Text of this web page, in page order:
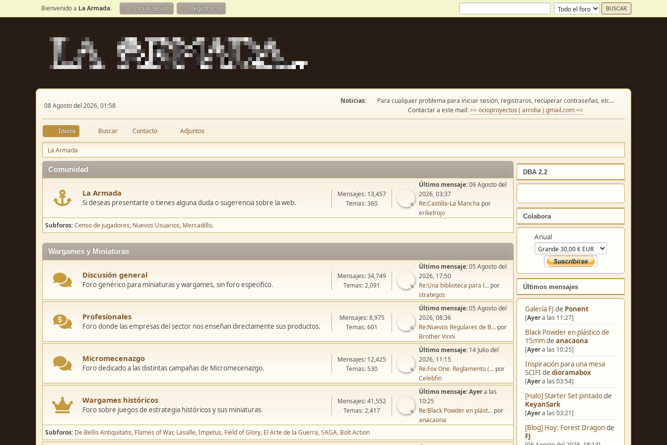
Bienvenido a La Armada. Iniciar sesión Registrarse
08 Agosto del 2026, 01:58
Noticias:
Para cualquier problema para iniciar sesión, registraros, recuperar contraseñas, etc...
Contactar a este mail:>> ocioproyectos ( arroba ) gmail.com <<
Inicio Buscar Contacto Adjuntos
La Armada
DBA 2.2
Colabora
Anual
Últimos mensajes
Galería FJdePonent
[Ayer a las 11:27]
Black Powder en plástico de
15mmdeanacaona
[Ayer a las 10:25]
Inspiración para una mesa
SCIFIdedioramabox
[Ayer a las 03:54]
[Halo] Starter Set pintadode
KeyanSark
Comunidad
La Armada
Si deseas presentarte o tienes alguna duda o sugerencia sobre la web.
Mensajes: 13,457
Temas: 360
Último mensaje:06 Agosto del
2026, 03:37
Re:Castilla-La Mancha por
erikelrojo
Subforos Censo de jugadores Nuevos Usuarios Mercadillo.
Wargames y Miniaturas
Discusión general
Foro genérico para miniaturas y wargames, sin foro especifico.
Mensajes: 34,749
Temas: 2,091
Último mensaje:05 Agosto del
2026, 17:50
Re:Una biblioteca para l... por
strategos
Profesionales
Foro donde las empresas del sector nos enseñan directamente sus productos.
Mensajes: 8,975
Temas: 601
Último mensaje:05 Agosto del
2026, 08:36
Re:Nuevos Regulares de B... por
Brother Vinni
Micromecenazgo
Foro dedicado a las distintas campañas de Micromecenazgo.
Mensajes: 12,425
Temas: 530
Último mensaje: 14 Julio del
2026, 11:15
Re:Fox One. Reglamento (... por
Celebfin
Wargames históricos
Foro sobre juegos de estrategia históricos y sus miniaturas.
Mensajes: 41,552
Temas: 2,417
Último mensaje:Ayera las
10:25
Re:Black Powder en plást... por
anacaona
Subforos De Bellis Antiquitatis Flames of War Lasalle Impetus Field of Glory El Arte de la Guerra SAGA Bolt Action